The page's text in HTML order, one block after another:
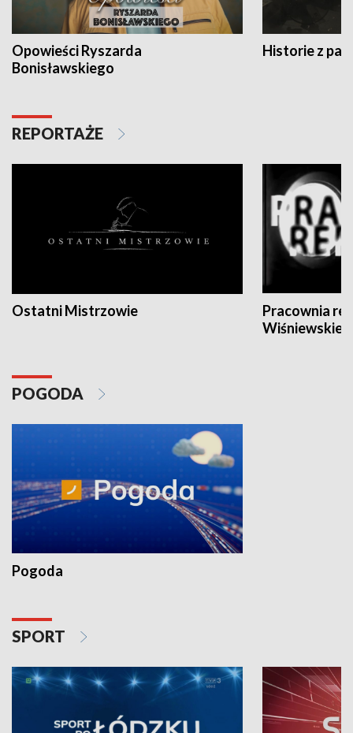
Opowieści Ryszarda
Bonisławskiego
Historie z
REPORTAŻE
Ostatni Mistrzowie
Pracownia
POGODA
Pogoda
SPORT